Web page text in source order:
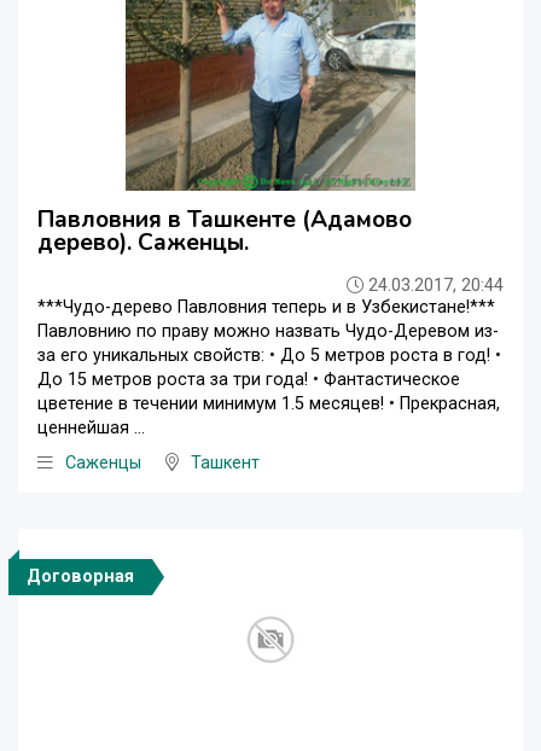
Павловния в Ташкенте (Адамово
дерево). Саженцы.
24.03.2017, 20:44
***Чудо-дерево Павловния теперь и в Узбекистане!***
Павловнию по праву можно назвать Чудо-Деревом из-
за его уникальных свойств: • До 5 метров роста в год! •
До 15 метров роста за три года! • Фантастическое
цветение в течении минимум 1.5 месяцев! • Прекрасная,
ценнейшая ...
Саженцы
Ташкент
Договорная